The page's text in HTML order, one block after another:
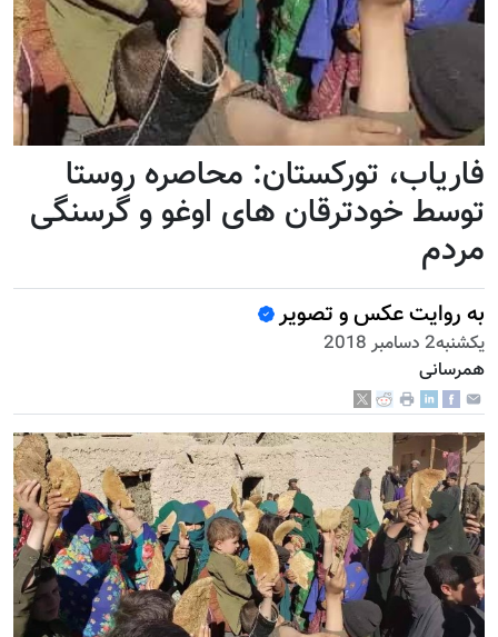
فاریاب، تورکستان: محاصره روستا
توسط خودترقان های اوغو و گرسنگی
مردم
به روایت عکس و تصویر
يكشنبه2 دسامبر 2018
همرسانی